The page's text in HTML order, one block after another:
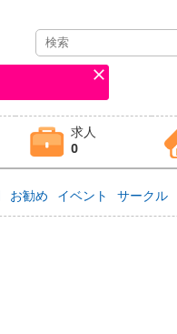
求人
0
お勧め イベント サークル